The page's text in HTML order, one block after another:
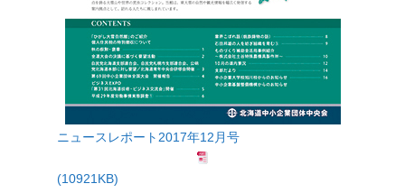
ニュースレポート2017年12月号
(10921KB)